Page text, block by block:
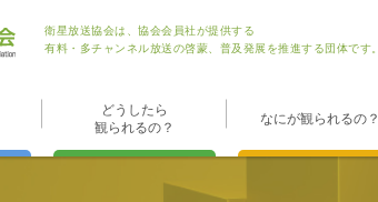
衛星放送協会は、協会会員社が提供する
有料・多チャンネル放送の啓蒙、普及発展を推進する団体です。
どうしたら
観られるの？
なにが観られるの？